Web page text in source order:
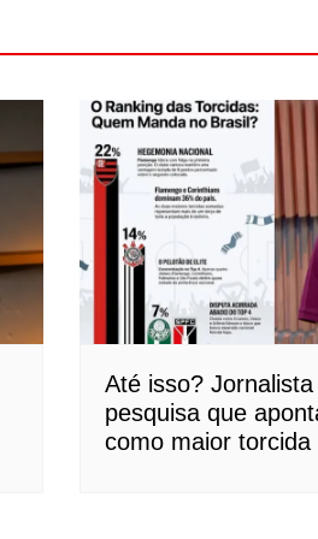
Até isso?
pesquisa que
como maior torcida